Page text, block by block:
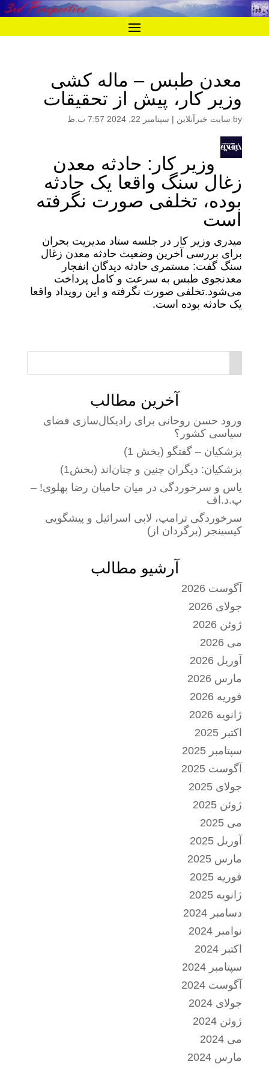
معدن طبس – ماله کشی
وزیر کار، پیش از تحقیقات
by سایت خبرآنلاین | سپتامبر 22, 2024 7:57 ب.ظ
وزیر کار: حادثه معدن
زغال سنگ واقعا یک حادثه
بوده، تخلفی صورت نگرفته
است
میدری وزیر کار در جلسه ستاد مدیریت بحران
برای بررسی آخرین وضعیت حادثه معدن زغال
سنگ گفت: مستمری حادثه دیدگان انفجار
معدنجوی طبس به سرعت و کامل پرداخت
می‌شود.تخلفی صورت نگرفته و این رویداد واقعا
یک حادثه بوده است.
آخرین مطالب
ورود حسن روحانی برای رادیکال‌سازی فضای
سیاسی کشور؟
پزشکیان – گفتگو (بخش 1)
پزشکیان: دیگران چنین و چنان‌اند (بخش1)
یاس و سرخوردگی در میان حامیان رضا پهلوی! –
پ.د.اف
سرخوردگی ترامپ، لابی اسرائیل و پیشگویی
کیسینجر (برگردان از)
آرشیو مطالب
آگوست 2026
جولای 2026
ژوئن 2026
می 2026
آوریل 2026
مارس 2026
فوریه 2026
ژانویه 2026
اکتبر 2025
سپتامبر 2025
آگوست 2025
جولای 2025
ژوئن 2025
می 2025
آوریل 2025
مارس 2025
فوریه 2025
ژانویه 2025
دسامبر 2024
نوامبر 2024
اکتبر 2024
سپتامبر 2024
آگوست 2024
جولای 2024
ژوئن 2024
می 2024
مارس 2024